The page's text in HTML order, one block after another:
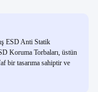
ESD Anti Statik
Koruma Torbaları, üstün
bir tasarıma sahiptir ve